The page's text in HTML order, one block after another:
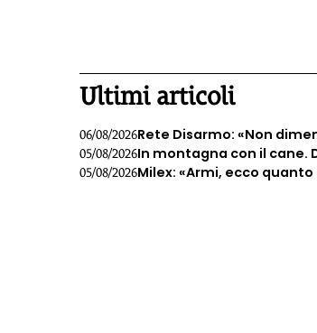
Ultimi articoli
06/08/2026Rete Disarmo: «Non
05/08/2026In montagna con il cane.
05/08/2026Milex: «Armi, ecco